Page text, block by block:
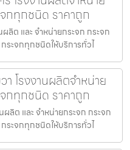
กทุกชนิด ราคาถูก
ลิต และ จำหน่ายกระจก กระจก
ระจกทุกชนิดให้บริการทั่วไ
โรงงานผลิตจำหน่าย
กทุกชนิด ราคาถูก
ลิต และ จำหน่ายกระจก กระจก
ระจกทุกชนิดให้บริการทั่วไ